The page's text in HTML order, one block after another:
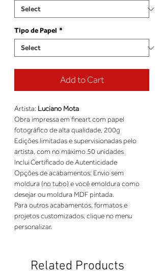
Tipo de Papel *
Add to Cart
Artista: Luciano Mota
Obra impressa em fineart com papel
fotográfico de alta qualidade, 200g
Edições limitadas e supervisionadas pelo
artista, com no máximo 50 unidades
Inclui Certificado de Autenticidade
Opções de acabamentos: Envio sem
moldura (no tubo) e você emoldura como
desejar ou moldura MDF pintada.
Para outros acabamentos, formatos e
projetos customizados, clique no menu
personalizar.
Related Products